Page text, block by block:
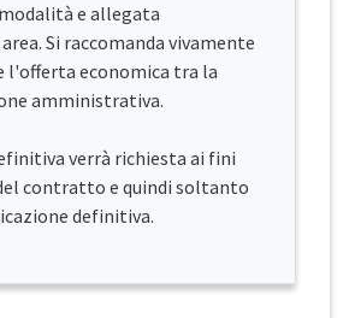
e allegata
Si raccomanda vivamente
l'offerta economica tra la
amministrativa.
verrà richiesta ai fini
contratto e quindi soltanto
definitiva.